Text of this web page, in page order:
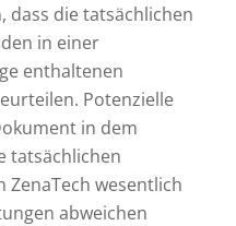
dass die tatsächlichen
in einer
enthaltenen
Potenzielle
in dem
tatsächlichen
ZenaTech wesentlich
abweichen